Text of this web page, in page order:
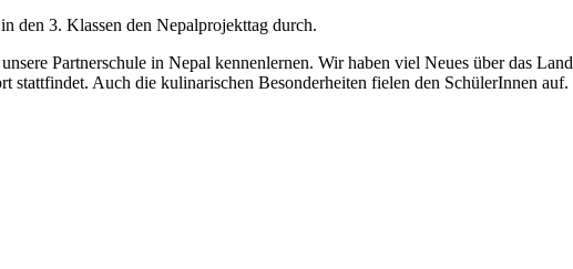
den 3. Klassen den Nepalprojekttag durch.
Partnerschule in Nepal kennenlernen. Wir haben viel Neues über das
Auch die kulinarischen Besonderheiten fielen den SchülerInnen